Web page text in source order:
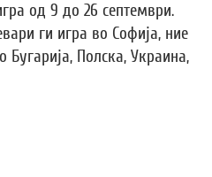
од 9 до 26 септември.
ги игра во Софија, ние
Бугарија, Полска, Украина,